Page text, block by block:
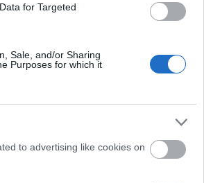
for Targeted
Sale, and/or Sharing
Purposes for which it
to advertising like cookies on
bruke tid på kjæresten og
rolig og bare det jeg hadde